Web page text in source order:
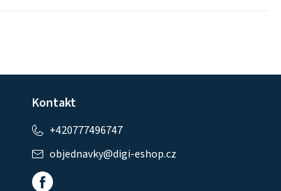
Kontakt
objednavky@digi-eshop.cz
+420777496747